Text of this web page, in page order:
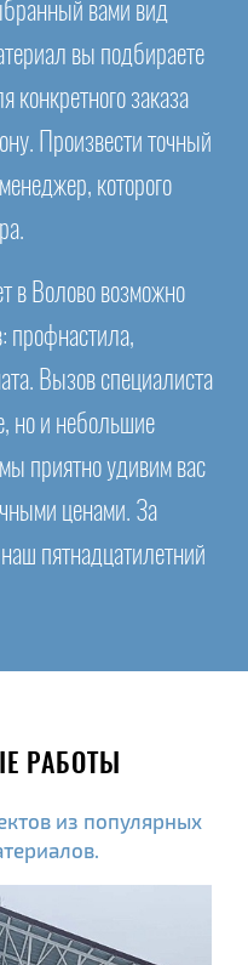
вами вид
вы подбираете
конкретного заказа
Произвести точный
которого
в Волово возможно
профнастила,
Вызов специалиста
но и небольшие
приятно удивим вас
ценами. За
пятнадцатилетний
РАБОТЫ
из популярных